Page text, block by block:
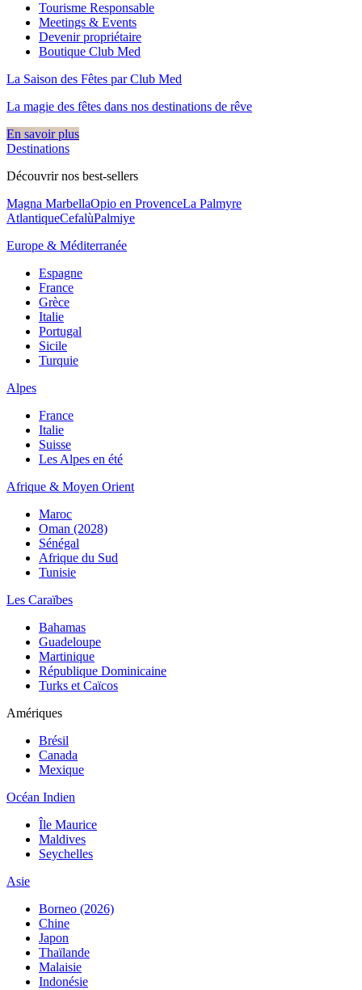
Tourisme Responsable
Meetings & Events
Devenir propriétaire
Boutique Club Med
La Saison des Fêtes par Club Med
La magie des fêtes dans nos destinations de rêve​
En savoir plus
Destinations
Découvrir nos best-sellers
Magna MarbellaOpio en ProvenceLa Palmyre
AtlantiqueCefalùPalmiye
Europe & Méditerranée
Espagne
France
Grèce
Italie
Portugal
Sicile
Turquie
Alpes
France
Italie
Suisse
Les Alpes en été
Afrique & Moyen Orient
Maroc
Oman (2028)
Sénégal
Afrique du Sud
Tunisie
Les Caraïbes
Bahamas
Guadeloupe
Martinique
République Dominicaine
Turks et Caïcos
Amériques
Brésil
Canada
Mexique
Océan Indien
Île Maurice
Maldives
Seychelles
Asie
Borneo (2026)
Chine
Japon
Thaïlande
Malaisie
Indonésie